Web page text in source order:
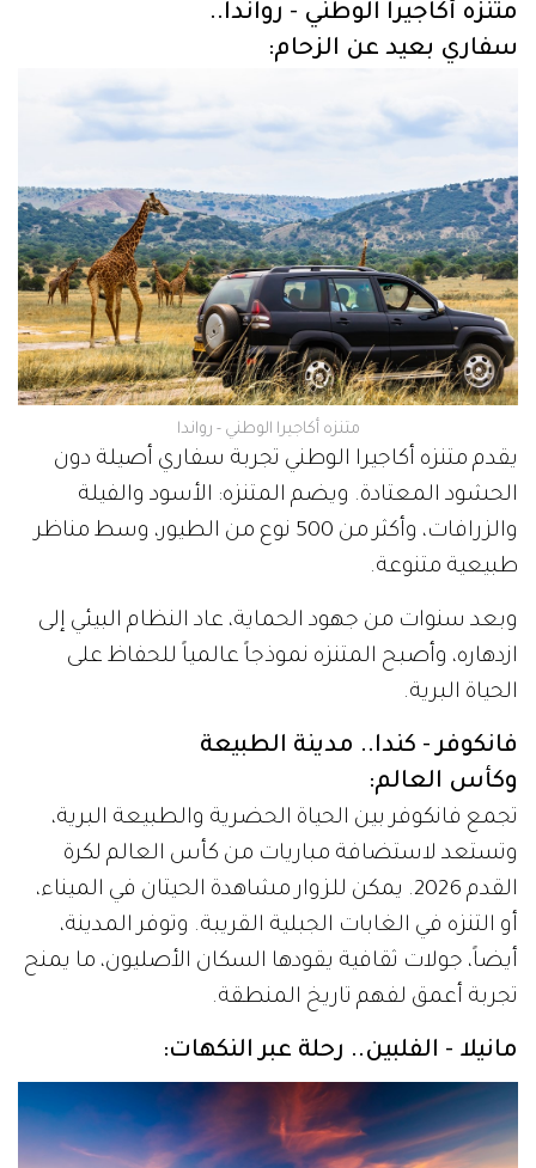
متنزه أكاجيرا الوطني - رواندا..
سفاري بعيد عن الزحام:
متنزه أكاجيرا الوطني - رواندا
يقدم متنزه أكاجيرا الوطني تجربة سفاري أصيلة دون
الحشود المعتادة. ويضم المتنزه: الأسود والفيلة
والزرافات، وأكثر من 500 نوع من الطيور، وسط مناظر
طبيعية متنوعة.
وبعد سنوات من جهود الحماية، عاد النظام البيئي إلى
ازدهاره، وأصبح المتنزه نموذجاً عالمياً للحفاظ على
الحياة البرية.
فانكوفر - كندا.. مدينة الطبيعة
وكأس العالم:
تجمع فانكوفر بين الحياة الحضرية والطبيعة البرية،
وتستعد لاستضافة مباريات من كأس العالم لكرة
القدم 2026. يمكن للزوار مشاهدة الحيتان في الميناء،
أو التنزه في الغابات الجبلية القريبة. وتوفر المدينة،
أيضاً، جولات ثقافية يقودها السكان الأصليون، ما يمنح
تجربة أعمق لفهم تاريخ المنطقة.
مانيلا - الفلبين.. رحلة عبر النكهات: